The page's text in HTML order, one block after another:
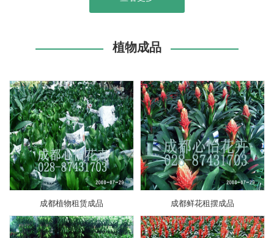
植物成品
成都植物租赁成品 成都鲜花租摆成品